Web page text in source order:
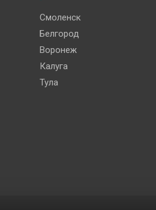
Смоленск
Белгород
Воронеж
Калуга
Тула